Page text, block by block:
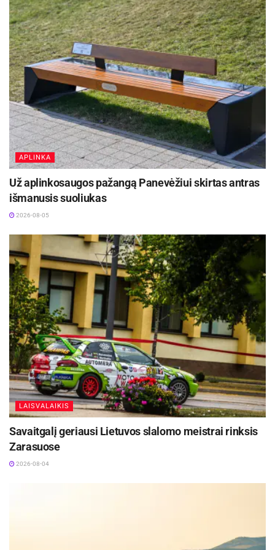
APLINKA
Už aplinkosaugos pažangą Panevėžiui skirtas antras
išmanusis suoliukas
2026-08-05
LAISVALAIKIS
Savaitgalį geriausi Lietuvos slalomo meistrai rinksis
Zarasuose
2026-08-04